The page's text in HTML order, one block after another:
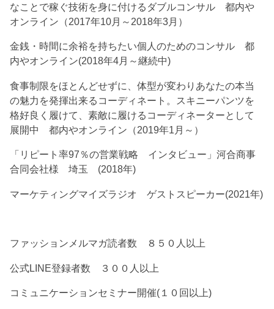
なことで稼ぐ技術を身に付けるダブルコンサル 都内や
オンライン（2017年10月～2018年3月）
金銭・時間に余裕を持ちたい個人のためのコンサル 都
内やオンライン(2018年4月～継続中)
食事制限をほとんどせずに、体型が変わりあなたの本当
の魅力を発揮出来るコーディネート。スキニーパンツを
格好良く履けて、素敵に履けるコーディネーターとして
展開中 都内やオンライン（2019年1月～）
「リピート率97％の営業戦略 インタビュー」河合商事
合同会社様 埼玉 (2018年)
マーケティングマイズラジオ ゲストスピーカー(2021年)
ファッションメルマガ読者数 ８５０人以上
公式LINE登録者数 ３００人以上
コミュニケーションセミナー開催(１０回以上)